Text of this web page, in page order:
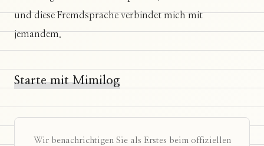
und diese Fremdsprache verbindet mich mit
jemandem.
Starte mit Mimilog
Wir benachrichtigen Sie als Erstes beim offiziellen